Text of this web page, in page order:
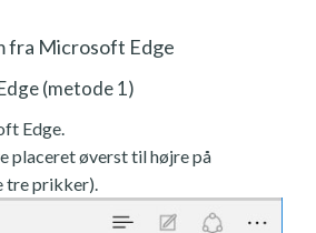
fra Microsoft Edge
(metode 1)
Edge.
placeret øverst til højre på
tre prikker).